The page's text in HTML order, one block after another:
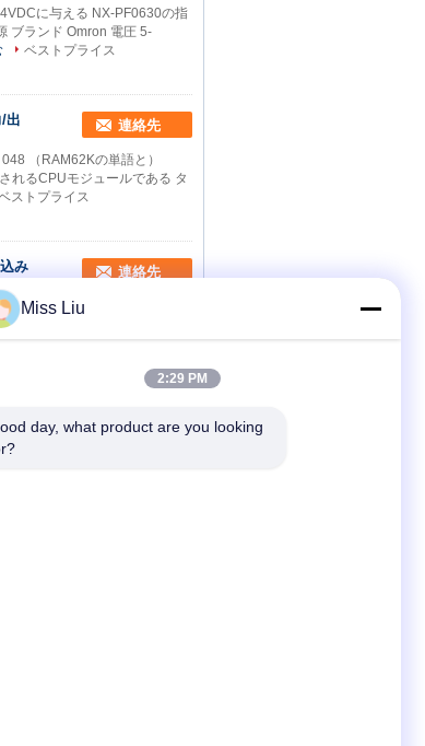
に与える NX-PF0630の指
ブランド Omron 電圧 5-
ベストプライス
出
連絡先
（RAM62Kの単語と）
れるCPUモジュールである タ
ストプライス
み
連絡先
CV500-PS221の指定 記述
電源の単位 ブランド Omron
ベストプライス
Miss Liu
2:29 PM
day, what product are you looking